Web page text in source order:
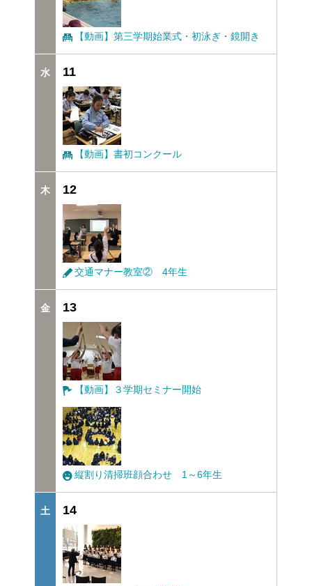
【動画】第三学期始業式・初泳ぎ・鏡開き
11
【動画】書初コンクール
12
交通マナー教室② 4年生
13
【動画】３学期セミナー開始
縦割り清掃班顔合わせ 1～6年生
14